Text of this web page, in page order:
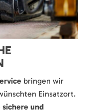
L
bringen wir
Einsatzort.
sichere und